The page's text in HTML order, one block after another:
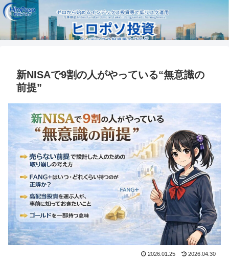
新NISAで9割の人がやっている“無意識の
前提”
2026.01.25 2026.04.30